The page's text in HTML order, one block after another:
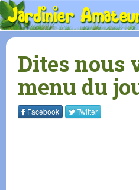
Dites nous
menu du
Facebook Twitter